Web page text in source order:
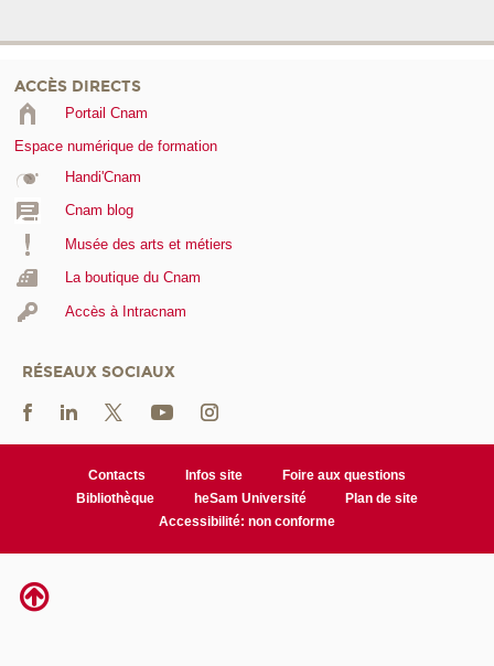
ACCÈS DIRECTS
Portail Cnam
Espace numérique de formation
Handi'Cnam
Cnam blog
Musée des arts et métiers
La boutique du Cnam
Accès à Intracnam
RÉSEAUX SOCIAUX
Contacts Infos site
Foire aux questions
Bibliothèque
heSam Université
Plan de site
Accessibilité: non conforme